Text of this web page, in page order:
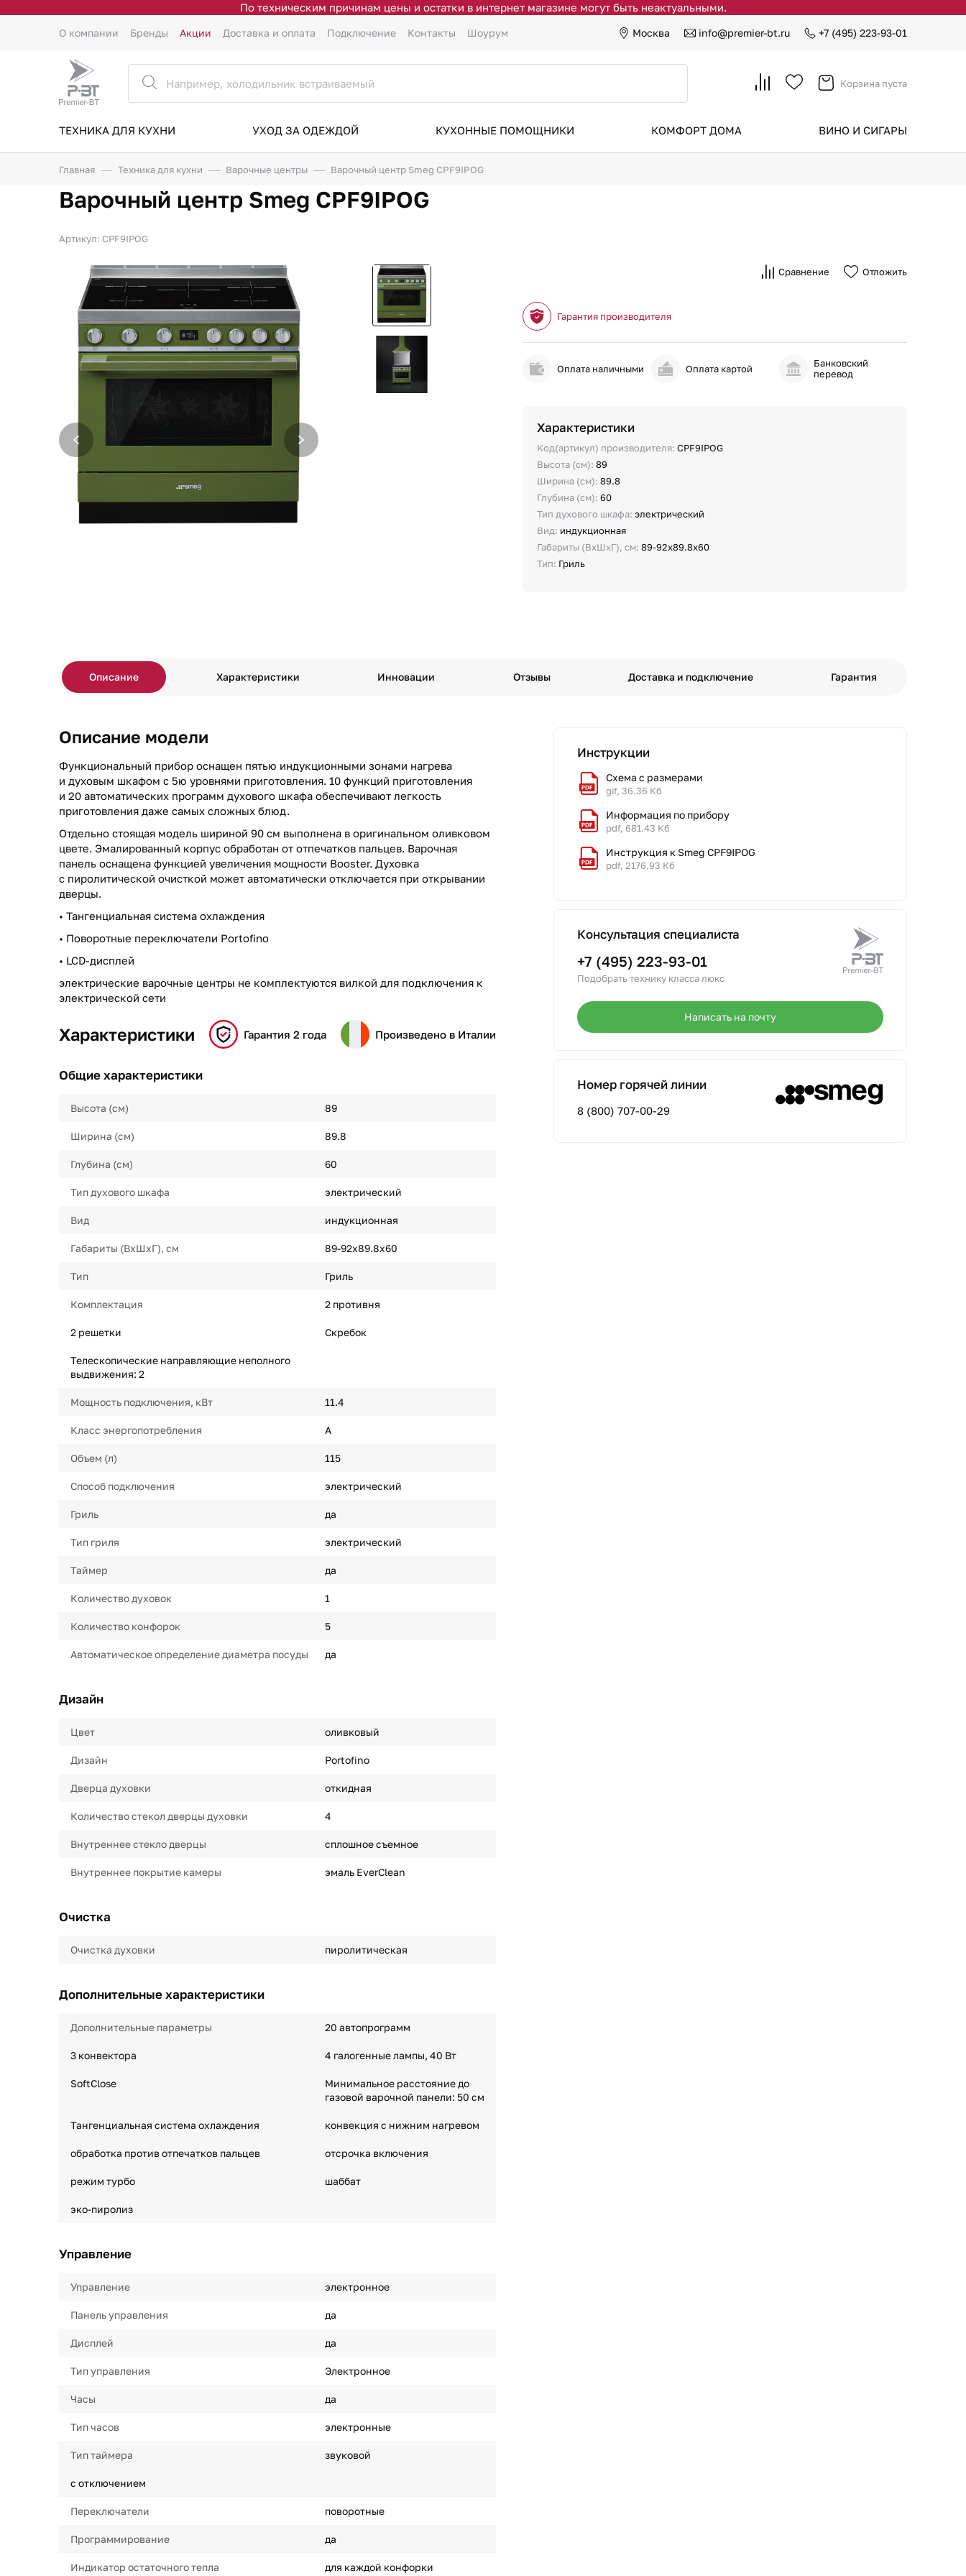
По техническим причинам цены и остатки в интернет магазине могут быть неактуальными.
О компании Бренды Акции Доставка и оплата Подключение Контакты Шоурум Москва info@premier-bt.ru +7 (495) 223-93-01
Корзина пуста
ТЕХНИКА ДЛЯ КУХНИ УХОД ЗА ОДЕЖДОЙ КУХОННЫЕ ПОМОЩНИКИ КОМФОРТ ДОМА ВИНО И СИГАРЫ
Главная Техника для кухни Варочные центры Варочный центр Smeg CPF9IPOG
Варочный центр Smeg CPF9IPOG
Артикул: CPF9IPOG
Сравнение Отложить
Гарантия производителя
Оплата наличными Оплата картой
Банковский
перевод
Характеристики
Код(артикул) производителя:CPF9IPOG
Высота (см):89
Ширина (см):89.8
Глубина (см):60
Тип духового шкафа:электрический
Вид: индукционная
Габариты (ВхШхГ), см:89-92х89.8х60
Тип: Гриль
Описание Характеристики Инновации Отзывы Доставка и подключение Гарантия
Описание модели
Функциональный прибор оснащен пятью индукционными зонами нагрева
и духовым шкафом с 5ю уровнями приготовления. 10 функций приготовления
и 20 автоматических программ духового шкафа обеспечивают легкость
приготовления даже самых сложных блюд.
Отдельно стоящая модель шириной 90 см выполнена в оригинальном оливковом
цвете. Эмалированный корпус обработан от отпечатков пальцев. Варочная
панель оснащена функцией увеличения мощности Booster. Духовка
с пиролитической очисткой может автоматически отключается при открывании
дверцы.
• Тангенциальная система охлаждения
• Поворотные переключатели Portofino
• LCD-дисплей
электрические варочные центры не комплектуются вилкой для подключения к
электрической сети
Характеристики Гарантия 2 года Произведено в Италии
Общие характеристики
Высота (см) 89
Ширина (см) 89.8
Глубина (см) 60
Тип духового шкафа электрический
Вид индукционная
Габариты (ВхШхГ), см 89-92х89.8х60
Тип Гриль
Комплектация 2 противня
2 решетки Скребок
Телескопические направляющие неполного
выдвижения: 2
Мощность подключения, кВт 11.4
Класс энергопотребления A
Объем (л) 115
Способ подключения электрический
Гриль да
Тип гриля электрический
Таймер да
Количество духовок 1
Количество конфорок 5
Автоматическое определение диаметра посуды да
Дизайн
Цвет оливковый
Дизайн Portofino
Дверца духовки откидная
Количество стекол дверцы духовки 4
Внутреннее стекло дверцы сплошное съемное
Внутреннее покрытие камеры эмаль EverClean
Очистка
Очистка духовки пиролитическая
Дополнительные характеристики
Дополнительные параметры 20 автопрограмм
3 конвектора 4 галогенные лампы, 40 Вт
SoftClose
Минимальное расстояние до
газовой варочной панели: 50 см
Тангенциальная система охлаждения конвекция с нижним нагревом
обработка против отпечатков пальцев отсрочка включения
режим турбо шаббат
эко-пиролиз
Управление
Управление электронное
Панель управления да
Дисплей да
Тип управления Электронное
Часы да
Тип часов электронные
Тип таймера звуковой
с отключением
Переключатели поворотные
Программирование да
Индикатор остаточного тепла для каждой конфорки
Инструкции
Схема с размерами
gif, 36.36 Кб
Информация по прибору
pdf, 681.43 Кб
Инструкция к Smeg CPF9IPOG
pdf, 2176.93 Кб
Консультация специалиста
+7 (495) 223-93-01
Подобрать технику класса люкс
Написать на почту
Номер горячей линии
8 (800) 707-00-29